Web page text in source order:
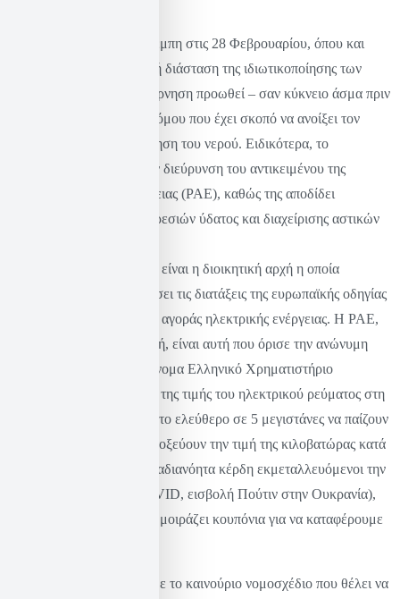
Μετά την τραγωδία στα Τέμπη στις 28 Φεβρουαρίου, όπου και
φανερώθηκε η δολοφονική διάσταση της ιδιωτικοποίησης των
δημόσιων αγαθών, η κυβέρνηση προωθεί – σαν κύκνειο άσμα πριν
τις εκλογές – ένα σχέδιο νόμου που έχει σκοπό να ανοίξει τον
δρόμο για την ιδιωτικοποίηση του νερού. Ειδικότερα, το
νομοσχέδιο έχει στόχο την διεύρυνση του αντικειμένου της
Ρυθμιστικής Αρχής Ενέργειας (ΡΑΕ), καθώς της αποδίδει
αρμοδιότητες επί των υπηρεσιών ύδατος και διαχείρισης αστικών
Θυμίζουμε εδώ ότι η ΡΑΕ είναι η διοικητική αρχή η οποία
συστάθηκε για να εφαρμόσει τις διατάξεις της ευρωπαϊκής οδηγίας
για την απελευθέρωση της αγοράς ηλεκτρικής ενέργειας. Η ΡΑΕ,
σαν ανεξάρτητη δήθεν αρχή, είναι αυτή που όρισε την ανώνυμη
εταιρεία που ακούει στο όνομα Ελληνικό Χρηματιστήριο
Ενέργειας ως διαμορφωτή της τιμής του ηλεκτρικού ρεύματος στη
χώρα. Κοντολογίς, έδωσε το ελεύθερο σε 5 μεγιστάνες να παίζουν
μπάλα μεταξύ τους, να εκτοξεύουν την τιμή της κιλοβατώρας κατά
το δοκούν και να βγάζουν αδιανόητα κέρδη εκμεταλλευόμενοι την
παγκόσμια συγκυρία (COVID, εισβολή Πούτιν στην Ουκρανία),
την ώρα που η κυβέρνηση μοιράζει κουπόνια για να καταφέρουμε
Η ΡΑΕ λοιπόν σύμφωνα με το καινούριο νομοσχέδιο που θέλει να